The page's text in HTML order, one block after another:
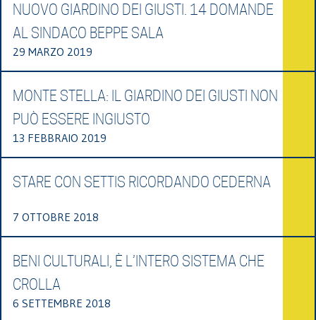
NUOVO GIARDINO DEI GIUSTI. 14 DOMANDE
AL SINDACO BEPPE SALA
29 MARZO 2019
MONTE STELLA: IL GIARDINO DEI GIUSTI NON
PUÒ ESSERE INGIUSTO
13 FEBBRAIO 2019
STARE CON SETTIS RICORDANDO CEDERNA
7 OTTOBRE 2018
BENI CULTURALI, È L’INTERO SISTEMA CHE
CROLLA
6 SETTEMBRE 2018